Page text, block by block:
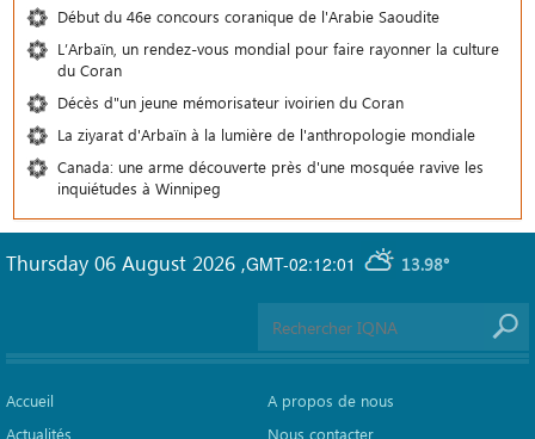
Début du 46e concours coranique de l'Arabie Saoudite
L’Arbaïn, un rendez-vous mondial pour faire rayonner la culture
du Coran
Décès d"un jeune mémorisateur ivoirien du Coran
La ziyarat d'Arbaïn à la lumière de l'anthropologie mondiale
Canada: une arme découverte près d'une mosquée ravive les
inquiétudes à Winnipeg
GMT-02:12:01 13.98°
Thursday 06 August 2026 ,
Accueil
Actualités
A propos de nous
Nous contacter